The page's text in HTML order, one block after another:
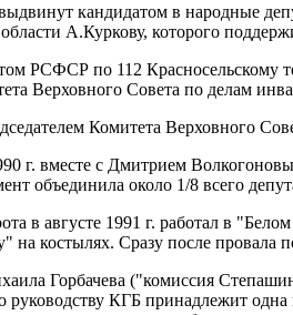
кандидатом в народные
А.Куркову, которого
РСФСР по 112 Красносельскому
Верховного Совета по делам
Комитета Верховного
г. вместе с Дмитрием
объединила около 1/8 всего
в августе 1991 г. работал в
костылях. Сразу после
Горбачева ("комиссия
руководству КГБ принадлежит